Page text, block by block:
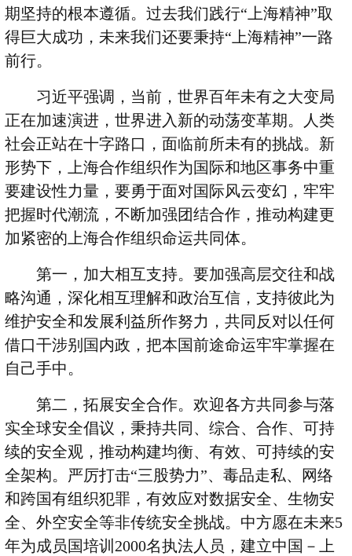
期坚持的根本遵循。过去我们践行“上海精神”取
得巨大成功，未来我们还要秉持“上海精神”一路
前行。
习近平强调，当前，世界百年未有之大变局
正在加速演进，世界进入新的动荡变革期。人类
社会正站在十字路口，面临前所未有的挑战。新
形势下，上海合作组织作为国际和地区事务中重
要建设性力量，要勇于面对国际风云变幻，牢牢
把握时代潮流，不断加强团结合作，推动构建更
加紧密的上海合作组织命运共同体。
第一，加大相互支持。要加强高层交往和战
略沟通，深化相互理解和政治互信，支持彼此为
维护安全和发展利益所作努力，共同反对以任何
借口干涉别国内政，把本国前途命运牢牢掌握在
自己手中。
第二，拓展安全合作。欢迎各方共同参与落
实全球安全倡议，秉持共同、综合、合作、可持
续的安全观，推动构建均衡、有效、可持续的安
全架构。严厉打击“三股势力”、毒品走私、网络
和跨国有组织犯罪，有效应对数据安全、生物安
全、外空安全等非传统安全挑战。中方愿在未来5
年为成员国培训 2000名执法人员，建立中国－上